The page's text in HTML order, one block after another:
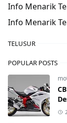
Info Menarik
Info Menarik
TELUSUR
POPULAR POSTS